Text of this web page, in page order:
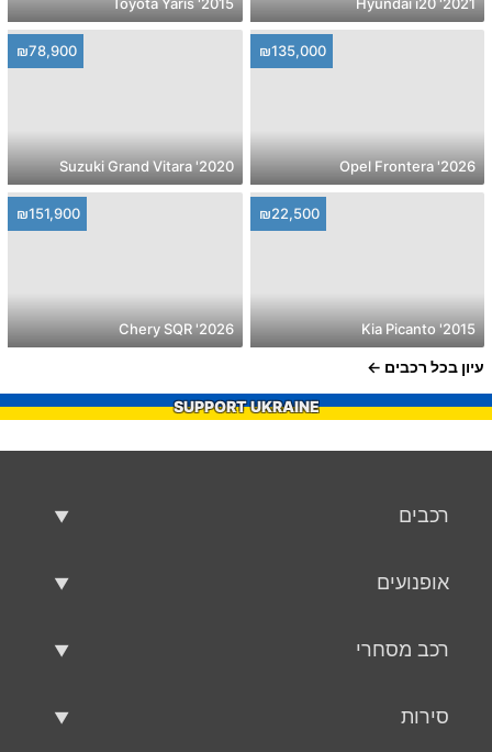
₪135,000
2026' Opel Frontera
₪78,900
2020' Suzuki Grand Vitara
₪22,500
2015' Kia Picanto
₪151,900
2026' Chery SQR
עיון בכל רכבים
SUPPORT UKRAINE
רכבים
אופנועים
רכב מסחרי
סירות